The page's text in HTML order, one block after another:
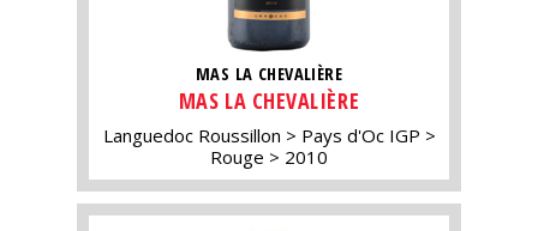
MAS LA CHEVALIÈRE
MAS LA CHEVALIÈRE
Languedoc Roussillon
Pays d'Oc IGP
Rouge
2010